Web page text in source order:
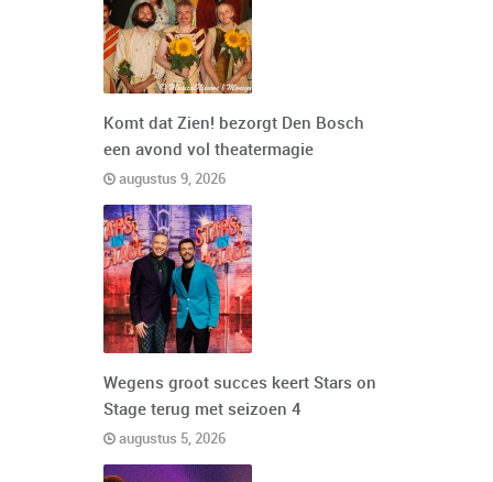
Komt dat Zien! bezorgt Den Bosch
een avond vol theatermagie
augustus 9, 2026
Wegens groot succes keert Stars on
Stage terug met seizoen 4
augustus 5, 2026